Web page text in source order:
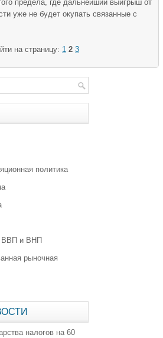
предела, где дальнейший выигрыш от
уже не будет окупать связанные с
на страницу: 1 2 3
политика
ВВП и ВНП
рыночная
налогов на 60